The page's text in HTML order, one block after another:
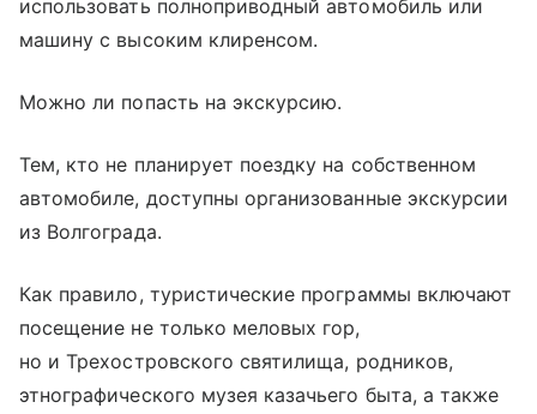
использовать полноприводный автомобиль или
машину с высоким клиренсом.
Можно ли попасть на экскурсию.
Тем, кто не планирует поездку на собственном
автомобиле, доступны организованные экскурсии
из Волгограда.
Как правило, туристические программы включают
посещение не только меловых гор,
но и Трехостровского святилища, родников,
этнографического музея казачьего быта, а также